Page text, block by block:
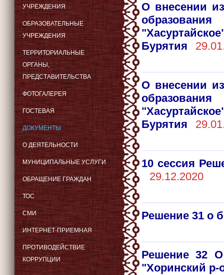
УЧРЕЖДЕНИЯ
ОБРАЗОВАТЕЛЬНЫЕ
УЧРЕЖДЕНИЯ
ТЕРРИТОРИАЛЬНЫЕ
ОРГАНЫ,
ПРЕДСТАВИТЕЛЬСТВА
ФОТОГАЛЕРЕЯ
ГОСТЕВАЯ
ДОКУМЕНТЫ
О ДЕЯТЕЛЬНОСТИ
МУНИЦИПАЛЬНЫЕ УСЛУГИ
ОБРАЩЕНИЕ ГРАЖДАН
ТОС
СМИ
ИНТЕРНЕТ-ПРИЕМНАЯ
ПРОТИВОДЕЙСТВИЕ
КОРРУПЦИИ
О внесении
Бурятия
О внесении
Бурятия
10 сессия
29.12.2020
Решение 31 о
Решение 32
"Хоринский р-